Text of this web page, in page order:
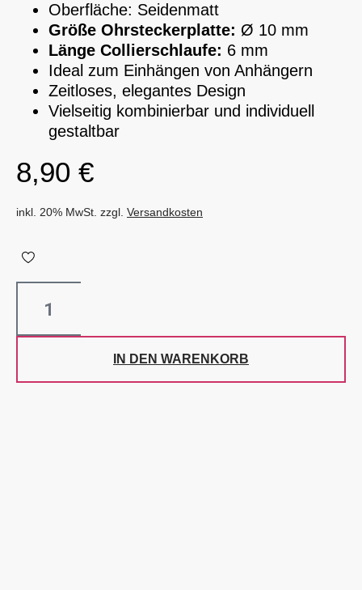
Oberfläche: Seidenmatt
Größe Ohrsteckerplatte: Ø 10 mm
Länge Collierschlaufe: 6 mm
Ideal zum Einhängen von Anhängern
Zeitloses, elegantes Design
Vielseitig kombinierbar und individuell
gestaltbar
8,90 €
inkl. 20% MwSt. zzgl. Versandkosten
IN DEN WARENKORB